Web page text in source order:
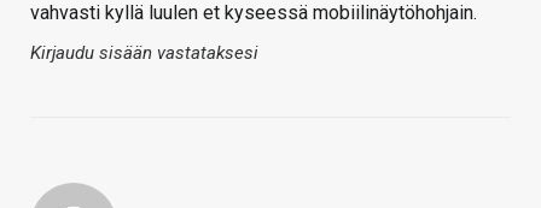
vahvasti kyllä luulen et kyseessä mobiilinäytöhohjain.
Kirjaudu sisään vastataksesi